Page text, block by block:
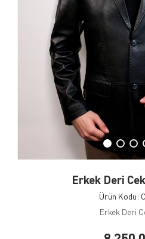
Erkek Deri
Ürün Kodu:
Erkek Deri